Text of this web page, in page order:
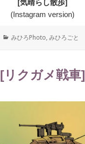
[気晴らし散歩]
(Instagram version)
カ
ー
みひろPhoto,みひろごと
[リクガメ戦車]